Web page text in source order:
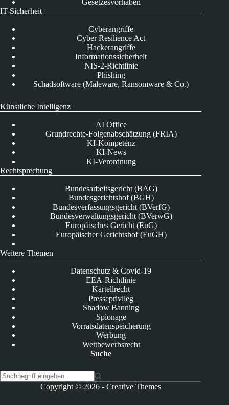
Gesetzesvorhaben
IT-Sicherheit
Cyberangriffe
Cyber Resilience Act
Hackerangriffe
Informationssicherheit
NIS-2-Richtlinie
Phishing
Schadsoftware (Maleware, Ransomware & Co.)
Künstliche Intelligenz
AI Office
Grundrechte-Folgenabschätzung (FRIA)
KI-Kompetenz
KI-News
KI-Verordnung
Rechtsprechung
Bundesarbeitsgericht (BAG)
Bundesgerichtshof (BGH)
Bundesverfassungsgericht (BVerfG)
Bundesverwaltungsgericht (BVerwG)
Europäisches Gericht (EuG)
Europäischer Gerichtshof (EuGH)
Weitere Themen
Datenschutz & Covid-19
EEA-Richtlinie
Kartellrecht
Presseprivileg
Shadow Banning
Spionage
Vorratsdatenspeicherung
Werbung
Wettbewerbsrecht
Suche
Copyright © 2026 -Creative Themes